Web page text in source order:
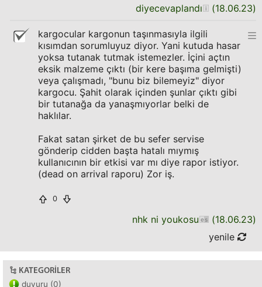
diyecevaplandı (18.06.23)
kargocular kargonun taşınmasıyla ilgili
kısımdan sorumluyuz diyor. Yani kutuda hasar
yoksa tutanak tutmak istemezler. İçini açtın
eksik malzeme çıktı (bir kere başıma gelmişti)
veya çalışmadı, "bunu biz bilemeyiz" diyor
kargocu. Şahit olarak içinden şunlar çıktı gibi
bir tutanağa da yanaşmıyorlar belki de
haklılar.
Fakat satan şirket de bu sefer servise
gönderip cidden başta hatalı mıymış
kullanıcının bir etkisi var mı diye rapor istiyor.
(dead on arrival raporu) Zor iş.
0
nhk ni youkosu (18.06.23)
yenile
KATEGORILER
duyuru (0)